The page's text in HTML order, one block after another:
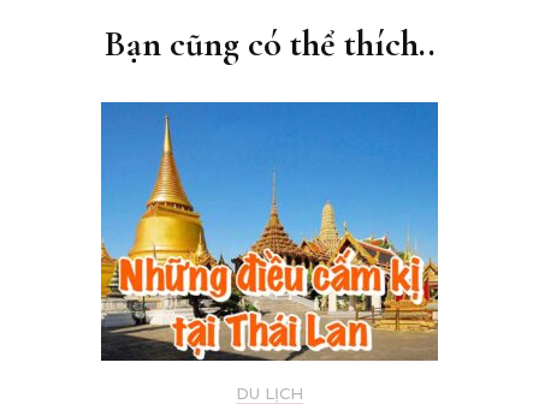
Bạn cũng có thể thích..
DU LỊCH